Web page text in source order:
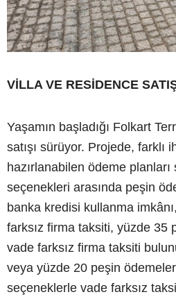
VİLLA VE RESİDENCE
Yaşamın başladığı Folkart
satışı sürüyor. Projede, farklı
hazırlanabilen ödeme planları
seçenekleri arasında peşin
banka kredisi kullanma
farksız firma taksiti, yüzde 35
vade farksız firma taksiti
veya yüzde 20 peşin
seçeneklerle vade farksız